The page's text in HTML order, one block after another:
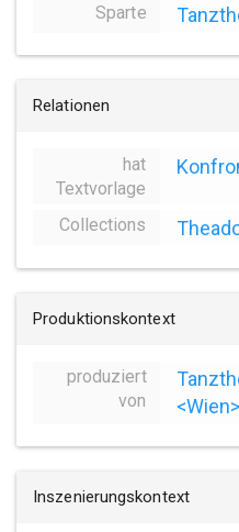
Sparte
Relationen
hat
Textvorlage
Collections
Produktionskontext
produziert
von
<Wien>
Inszenierungskontext